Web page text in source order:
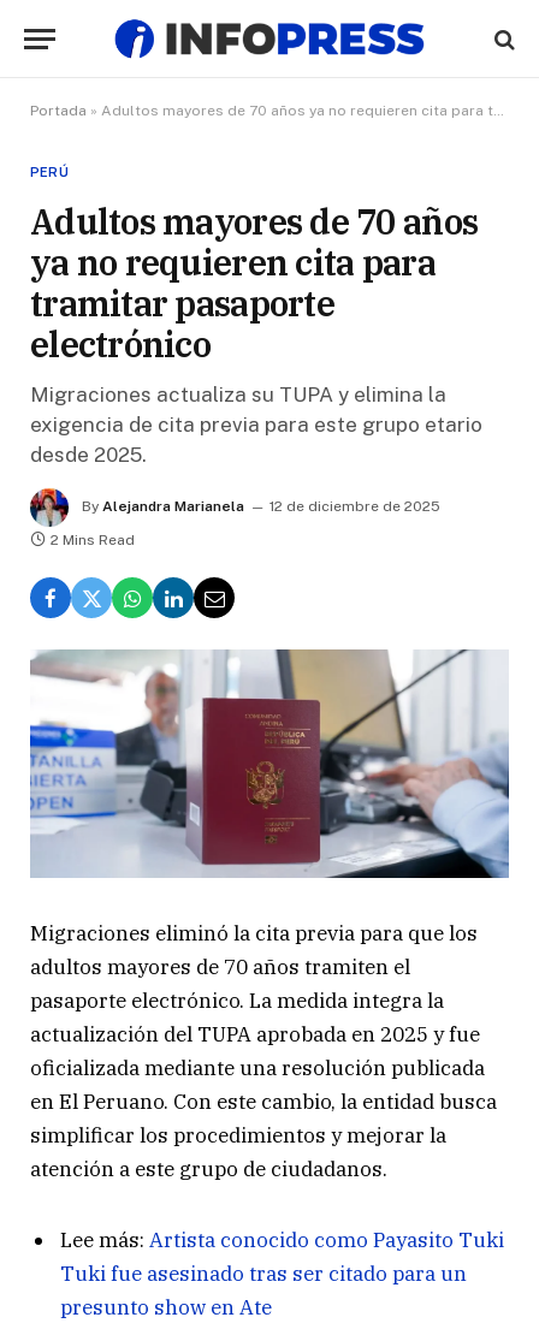
Portada » Adultos mayores de 70 años ya no requieren cita para tramitar pasaporte electrónico
PERÚ
Adultos mayores de 70 años
ya no requieren cita para
tramitar pasaporte
electrónico
Migraciones actualiza su TUPA y elimina la
exigencia de cita previa para este grupo etario
desde 2025.
By Alejandra Marianela
12 de diciembre de 2025
2 Mins Read
Migraciones eliminó la cita previa para que los
adultos mayores de 70 años tramiten el
pasaporte electrónico. La medida integra la
actualización del TUPA aprobada en 2025 y fue
oficializada mediante una resolución publicada
en El Peruano. Con este cambio, la entidad busca
simplificar los procedimientos y mejorar la
atención a este grupo de ciudadanos.
Lee más: Artista conocido como Payasito Tuki
Tuki fue asesinado tras ser citado para un
presunto show en Ate